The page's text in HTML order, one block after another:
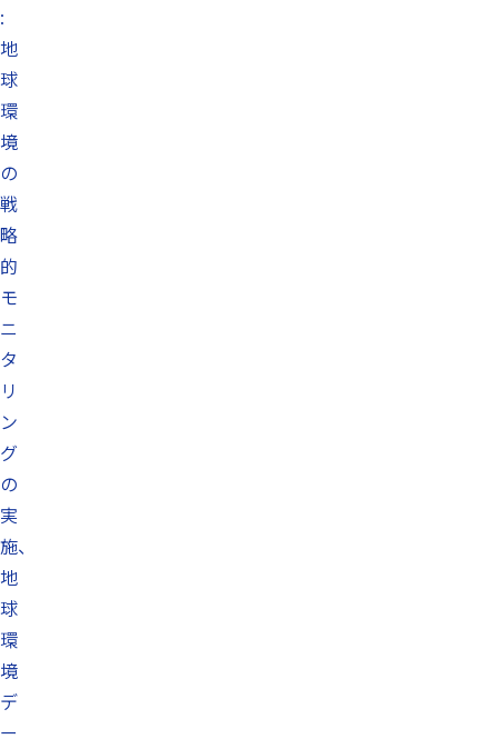
:
地
球
環
境
の
戦
略
的
モ
ニ
タ
リ
ン
グ
の
実
施、
地
球
環
境
デ
ー